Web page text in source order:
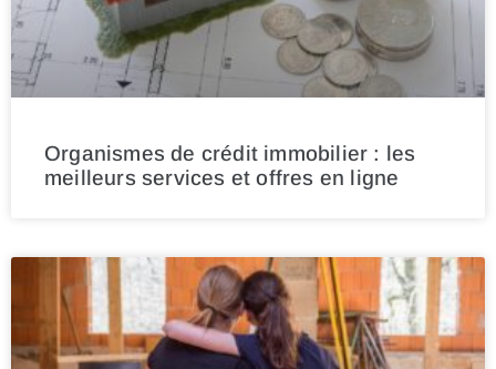
Organismes de crédit immobilier : les
meilleurs services et offres en ligne